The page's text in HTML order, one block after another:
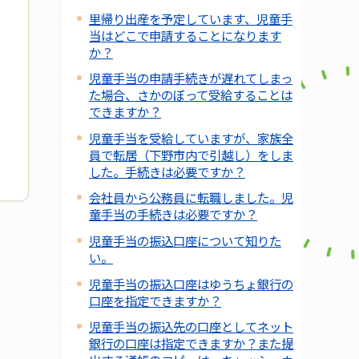
里帰り出産を予定しています、児童手
当はどこで申請することになります
か？
児童手当の申請手続きが遅れてしまっ
た場合、さかのぼって受給することは
できますか？
児童手当を受給していますが、家族全
員で転居（下野市内で引越し）をしま
した。手続きは必要ですか？
会社員から公務員に転職しました。児
童手当の手続きは必要ですか？
児童手当の振込口座について知りた
い。
児童手当の振込口座はゆうちょ銀行の
口座を指定できますか？
児童手当の振込先の口座としてネット
銀行の口座は指定できますか？また提